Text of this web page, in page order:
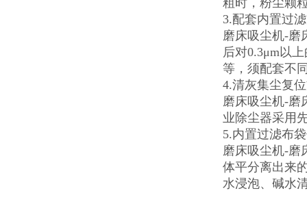
3.配套内置过
磨床吸尘机-磨
后对0.3μm以
等，须配套不
4.清灰集尘复
磨床吸尘机-磨
业除尘器采用
5.内置过滤布
磨床吸尘机-磨
体平分离出来
水浸泡、碱水